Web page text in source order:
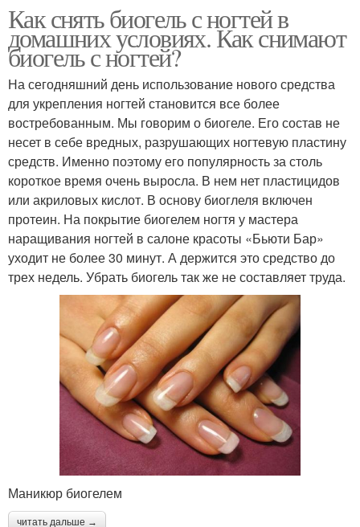
Как снять биогель с ногтей в
домашних условиях. Как снимают
биогель с ногтей?
На сегодняшний день использование нового средства
для укрепления ногтей становится все более
востребованным. Мы говорим о биогеле. Его состав не
несет в себе вредных, разрушающих ногтевую пластину
средств. Именно поэтому его популярность за столь
короткое время очень выросла. В нем нет пластицидов
или акриловых кислот. В основу биоглеля включен
протеин. На покрытие биогелем ногтя у мастера
наращивания ногтей в салоне красоты «Бьюти Бар»
уходит не более 30 минут. А держится это средство до
трех недель. Убрать биогель так же не составляет труда.
Маникюр биогелем
читать дальше →